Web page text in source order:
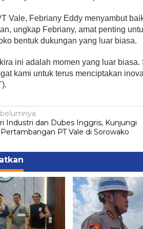
Vale, Febriany Eddy menyambut
ungkap Febriany, amat penting
bentuk dukungan yang luar biasa.
ini adalah momen yang luar
kami untuk terus menciptakan
Industri dan Dubes Inggris, Kunjungi
PT Vale di Sorowako